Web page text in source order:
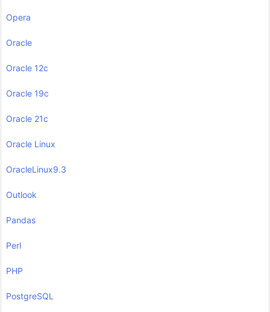
Opera
Oracle
Oracle 12c
Oracle 19c
Oracle 21c
Oracle Linux
OracleLinux9.3
Outlook
Pandas
Perl
PHP
PostgreSQL